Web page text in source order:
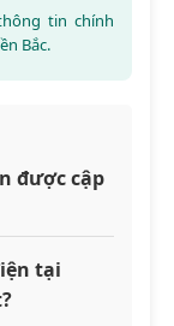
tin chính
Bắc.
được cập
tại